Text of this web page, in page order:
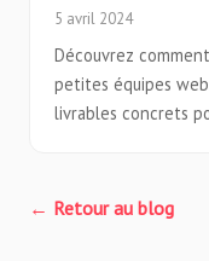
5 avril 2024
Découvrez
petites équipes
livrables concrets
← Retour au blog